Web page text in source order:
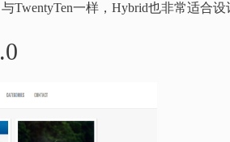
TwentyTen一样，Hybrid也非常适合设